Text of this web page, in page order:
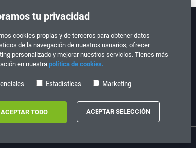
¡Síguenos!
tu privacidad
cookies propias y de terceros para obtener datos
de la navegación de nuestros usuarios, ofrecer
personalizado y mejorar nuestros servicios. Tienes más
en nuestrapolítica de cookies.
Estadísticas Marketing